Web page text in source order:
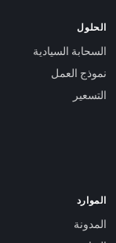
الحلول
السحابة السيادية
نموذج العمل
التسعير
الموارد
المدونة